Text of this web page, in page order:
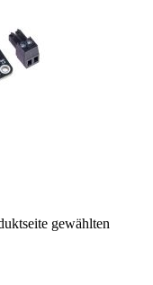
gewählten